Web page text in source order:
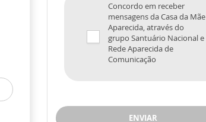
Concordo em receber
mensagens da Casa da Mãe
Aparecida, através do
grupo Santuário Nacional e
Rede Aparecida de
Comunicação
ENVIAR